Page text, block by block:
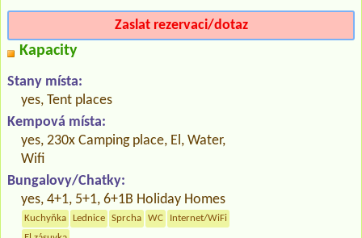
Zaslat rezervaci/dotaz
Kapacity
Stany místa:
yes, Tent places
Kempová místa:
yes, 230x Camping place, El, Water,
Wifi
Bungalovy/Chatky:
yes, 4+1, 5+1, 6+1B Holiday Homes
Kuchyňka Lednice Sprcha WC
Internet/WiFi